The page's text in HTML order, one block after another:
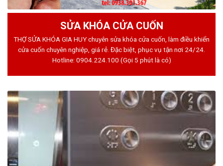
SỬA KHÓA CỬA CUỐN
THỢ SỬA KHÓA GIA HUY chuyên sửa khóa cửa cuốn, làm điều khiển
cửa cuốn chuyên nghiệp, giá rẻ. Đặc biệt, phục vụ tận nơi 24/24.
Hotline: 0904.224.100 (Gọi 5 phút là có)